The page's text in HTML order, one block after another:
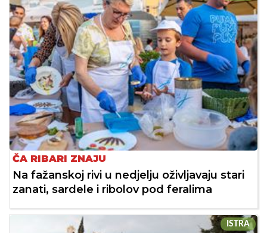
ČA RIBARI ZNAJU
Na fažanskoj rivi u nedjelju oživljavaju stari
zanati, sardele i ribolov pod feralima
ISTRA